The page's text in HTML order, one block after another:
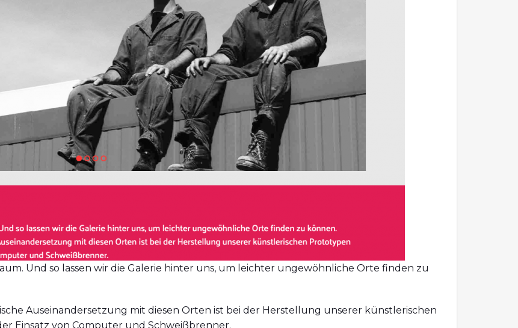
Und so lassen wir die Galerie hinter uns, um leichter ungewöhnliche Orte finden zu
Auseinandersetzung mit diesen Orten ist bei der Herstellung unserer künstlerischen
Einsatz von Computer und Schweißbrenner.